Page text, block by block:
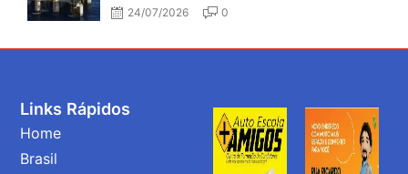
24/07/2026 0
Links Rápidos
Home
Brasil